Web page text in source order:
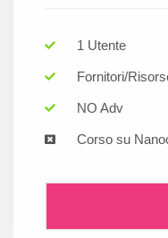
1 Utente
Fornitori/
NO Adv
Corso su